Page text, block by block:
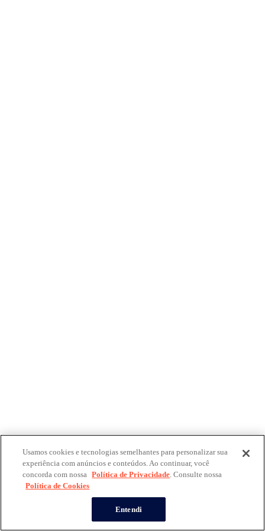
Usamos cookies e tecnologias semelhantes para personalizar sua
experiência com anúncios e conteúdos. Ao continuar, você
concorda com nossa Política de Privacidade. Consulte nossa
Política de Cookies
Entendi